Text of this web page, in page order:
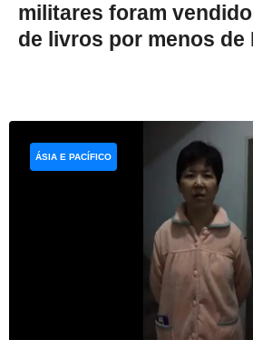
militares foram
de livros por menos de
ÁSIA E PACÍFICO